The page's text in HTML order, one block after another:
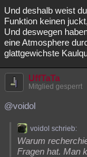
Und deshalb weist
Funktion keinen
Und deswegen
eine Atmosphere
glattgewichste
UffTaTa
Mitglied gesperrt
@voidol
voidol schrieb:
Warum
Fragen hat. Man